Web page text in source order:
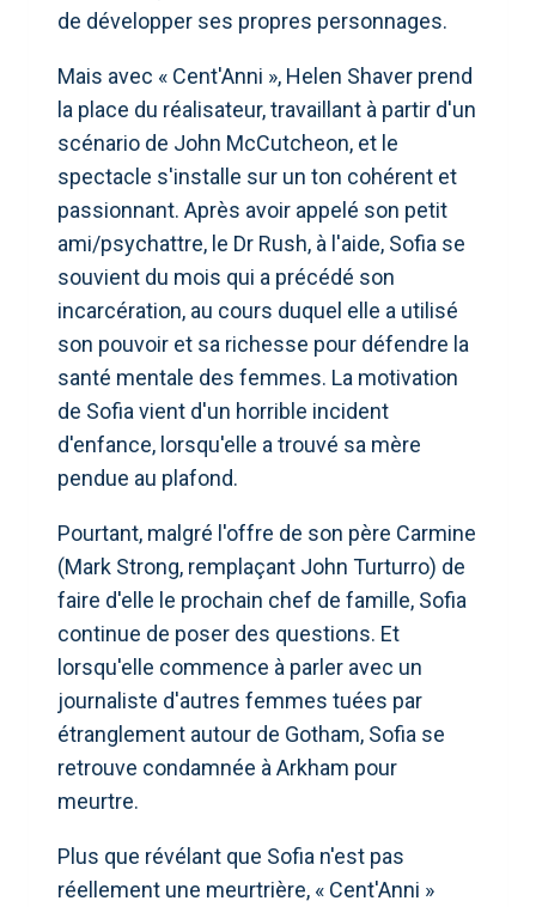
de développer ses propres personnages.
Mais avec « Cent'Anni », Helen Shaver prend
la place du réalisateur, travaillant à partir d'un
scénario de John McCutcheon, et le
spectacle s'installe sur un ton cohérent et
passionnant. Après avoir appelé son petit
ami/psychattre, le Dr Rush, à l'aide, Sofia se
souvient du mois qui a précédé son
incarcération, au cours duquel elle a utilisé
son pouvoir et sa richesse pour défendre la
santé mentale des femmes. La motivation
de Sofia vient d'un horrible incident
d'enfance, lorsqu'elle a trouvé sa mère
pendue au plafond.
Pourtant, malgré l'offre de son père Carmine
(Mark Strong, remplaçant John Turturro) de
faire d'elle le prochain chef de famille, Sofia
continue de poser des questions. Et
lorsqu'elle commence à parler avec un
journaliste d'autres femmes tuées par
étranglement autour de Gotham, Sofia se
retrouve condamnée à Arkham pour
meurtre.
Plus que révélant que Sofia n'est pas
réellement une meurtrière, « Cent'Anni »